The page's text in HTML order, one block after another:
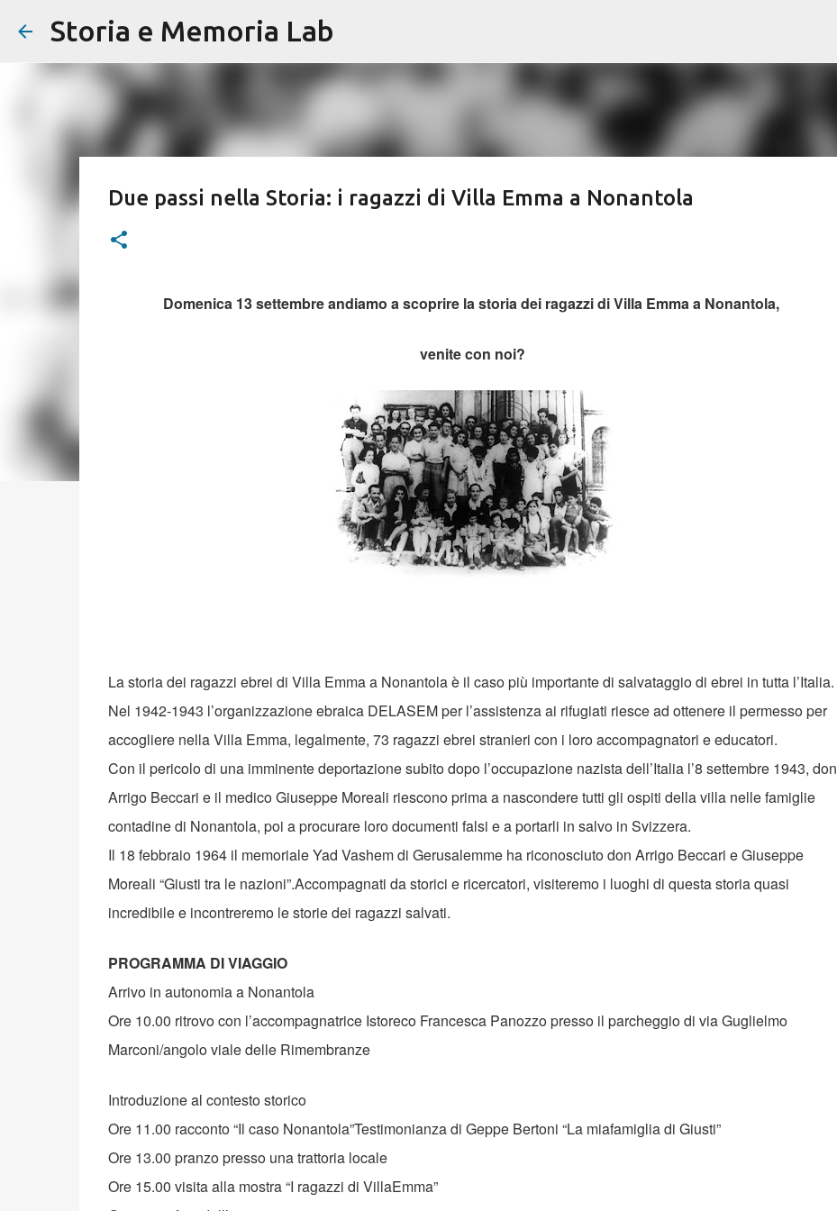
Storia e Memoria Lab
Due passi nella Storia: i ragazzi di Villa Emma a Nonantola
Domenica 13 settembre andiamo a scoprire la storia dei ragazzi di Villa Emma a Nonantola,
venite con noi?
La storia dei ragazzi ebrei di Villa Emma a Nonantola è il caso più importante di salvataggio di ebrei in tutta l’Italia.
Nel 1942-1943 l’organizzazione ebraica DELASEM per l’assistenza ai rifugiati riesce ad ottenere il permesso per
accogliere nella Villa Emma, legalmente, 73 ragazzi ebrei stranieri con i loro accompagnatori e educatori.
Con il pericolo di una imminente deportazione subito dopo l’occupazione nazista dell’Italia l’8 settembre 1943, don
Arrigo Beccari e il medico Giuseppe Moreali riescono prima a nascondere tutti gli ospiti della villa nelle famiglie
contadine di Nonantola, poi a procurare loro documenti falsi e a portarli in salvo in Svizzera.
Il 18 febbraio 1964 il memoriale Yad Vashem di Gerusalemme ha riconosciuto don Arrigo Beccari e Giuseppe
Moreali “Giusti tra le nazioni”.Accompagnati da storici e ricercatori, visiteremo i luoghi di questa storia quasi
incredibile e incontreremo le storie dei ragazzi salvati.
PROGRAMMA DI VIAGGIO
Arrivo in autonomia a Nonantola
Ore 10.00 ritrovo con l’accompagnatrice Istoreco Francesca Panozzo presso il parcheggio di via Guglielmo
Marconi/angolo viale delle Rimembranze
Introduzione al contesto storico
Ore 11.00 racconto “Il caso Nonantola”Testimonianza di Geppe Bertoni “La miafamiglia di Giusti”
Ore 13.00 pranzo presso una trattoria locale
Ore 15.00 visita alla mostra “I ragazzi di VillaEmma”